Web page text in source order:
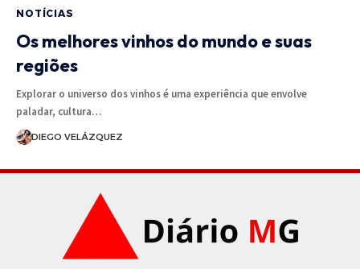
NOTÍCIAS
Os melhores vinhos do mundo e suas
regiões
Explorar o universo dos vinhos é uma experiência que envolve
paladar, cultura…
DIEGO VELÁZQUEZ